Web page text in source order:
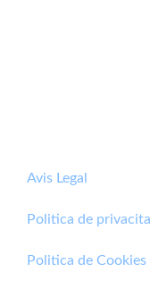
Avis Legal
Politica de
Politica de Cookies